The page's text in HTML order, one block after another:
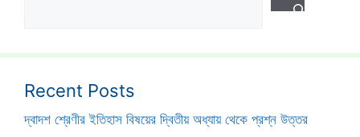
Recent Posts
দ্বাদশ শ্রেণীর ইতিহাস বিষয়ের দ্বিতীয় অধ্যায় থেকে প্রশ্ন উত্তর